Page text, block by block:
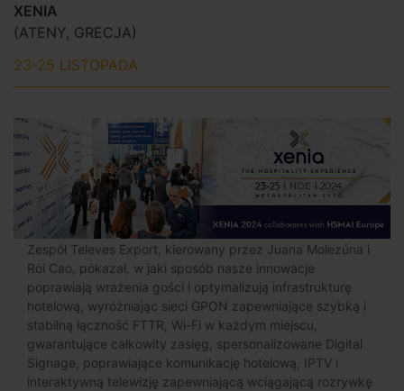
XENIA
(ATENY, GRECJA)
23-25 LISTOPADA
Zespół Televes Export, kierowany przez Juana Molezúna i
Roi Cao, pokazał, w jaki sposób nasze innowacje
poprawiają wrażenia gości i optymalizują infrastrukturę
hotelową, wyróżniając sieci GPON zapewniające szybką i
stabilną łączność FTTR, Wi-Fi w każdym miejscu,
gwarantujące całkowity zasięg, spersonalizowane Digital
Signage, poprawiające komunikację hotelową, IPTV i
interaktywną telewizję zapewniającą wciągającą rozrywkę